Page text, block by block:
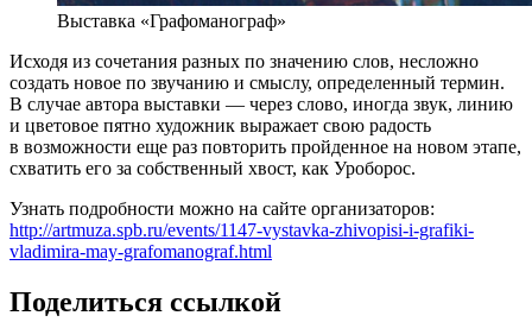
Выставка «Графоманограф»
Исходя из сочетания разных по значению слов, несложно
создать новое по звучанию и смыслу, определенный термин.
В случае автора выставки — через слово, иногда звук, линию
и цветовое пятно художник выражает свою радость
в возможности еще раз повторить пройденное на новом этапе,
схватить его за собственный хвост, как Уроборос.
Узнать подробности можно на сайте организаторов:
http://artmuza.spb.ru/events/1147-vystavka-zhivopisi-i-grafiki-
vladimira-may-grafomanograf.html
Поделиться ссылкой